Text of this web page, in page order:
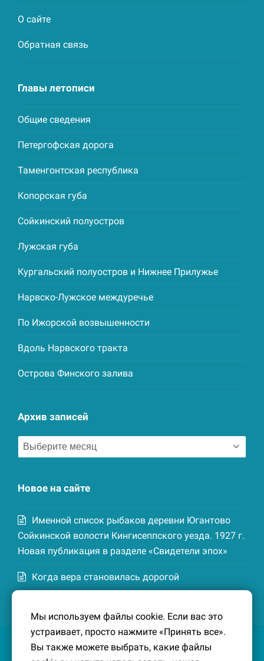
О сайте
Обратная связь
Главы летописи
Общие сведения
Петергофская дорога
Таменгонтская республика
Копорская губа
Сойкинский полуостров
Лужская губа
Кургальский полуостров и Нижнее Прилужье
Нарвско-Лужское междуречье
По Ижорской возвышенности
Вдоль Нарвского тракта
Острова Финского залива
Архив записей
Архив
записей
Новое на сайте
Именной список рыбаков деревни Югантово
Сойкинской волости Кингисеппского уезда. 1927 г.
Новая публикация в разделе «Свидетели эпох»
Когда вера становилась дорогой
Котельской волости Кингисеппского уезда. 1926-
27 гг. Новая публикация в разделе «Свидетели
эпох»
Мы используем файлы cookie. Если вас это
устраивает, просто нажмите «Принять все».
Вы также можете выбрать, какие файлы